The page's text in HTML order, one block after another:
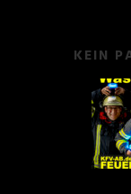
KEIN